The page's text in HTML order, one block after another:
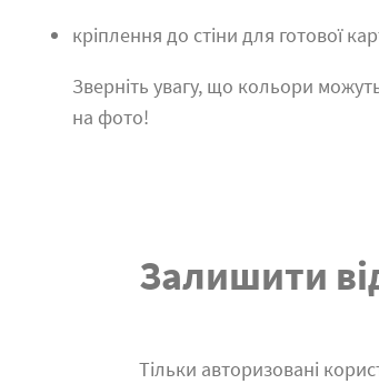
кріплення до стіни для готової
Зверніть увагу, що кольори
на фото!
Залишити
Тільки авторизовані